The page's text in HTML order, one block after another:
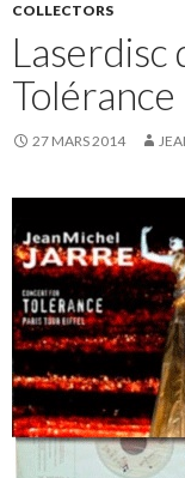
COLLECTORS
Laserdisc
27 MARS 2014